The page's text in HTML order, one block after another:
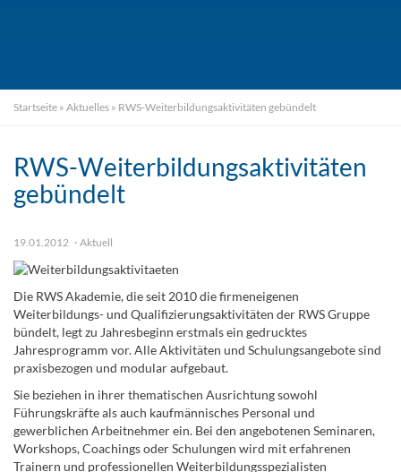
Startseite » Aktuelles » RWS-Weiterbildungsaktivitäten gebündelt
RWS-Weiterbildungsaktivitäten
gebündelt
19.01.2012 Aktuell
Die RWS Akademie, die seit 2010 die firmeneigenen
Weiterbildungs- und Qualifizierungsaktivitäten der RWS Gruppe
bündelt, legt zu Jahresbeginn erstmals ein gedrucktes
Jahresprogramm vor. Alle Aktivitäten und Schulungsangebote sind
praxisbezogen und modular aufgebaut.
Sie beziehen in ihrer thematischen Ausrichtung sowohl
Führungskräfte als auch kaufmännisches Personal und
gewerblichen Arbeitnehmer ein. Bei den angebotenen Seminaren,
Workshops, Coachings oder Schulungen wird mit erfahrenen
Trainern und professionellen Weiterbildungsspezialisten